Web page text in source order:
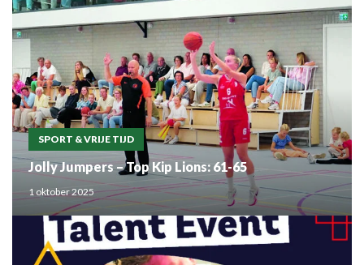
SPORT & VRIJE TIJD
Jolly Jumpers – Top Kip Lions: 61-65
1 oktober 2025